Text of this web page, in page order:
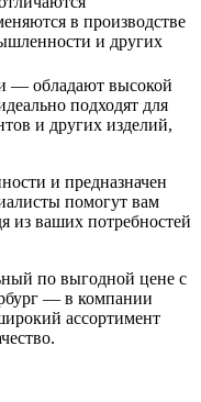
в производстве
и других
— обладают высокой
подходят для
и других изделий,
и предназначен
помогут вам
из ваших потребностей
по выгодной цене с
— в компании
ассортимент